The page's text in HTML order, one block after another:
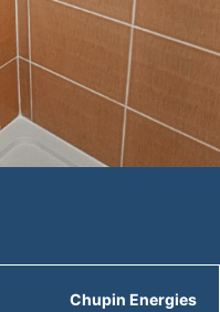
Chupin Energies